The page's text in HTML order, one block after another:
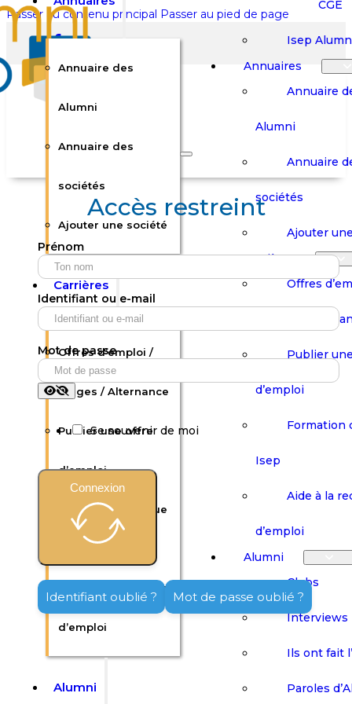
Passer au contenu principal Passer au pied de page
Rechercher sur le site
Rechercher
Votre panier est vide.
Boutique
Panier
Boutique
Annuaire des
Alumni
Annuaire des
sociétés
Ajouter une société
Carrières
Offres d’emploi /
Stages / Alternance
Publier une offre
d’emploi
Formation continue
Aide à la recherche
d’emploi
Alumni
CGE
Isep
Annuaires
Annuaire
Alumni
Annuaire
sociétés
Ajouter
Carrières
Offres
Stages /
Publier
d’emploi
Formation
Isep
Aide à la
d’emploi
Alumni
Clubs
Interviews
Ils ont fait
Paroles
Accès restreint
Prénom
Identifiant ou e-mail
Mot de passe
Se souvenir de moi
Connexion
Identifiant oublié ? Mot de passe oublié ?